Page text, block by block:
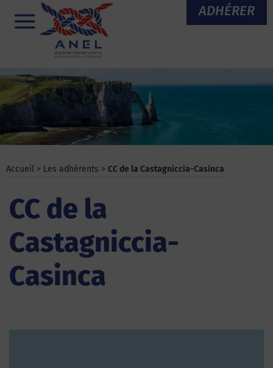
ADHÉRER
Menu
Accueil > Les adhérents > CC de la Castagniccia-Casinca
CC de la
Castagniccia-
Casinca